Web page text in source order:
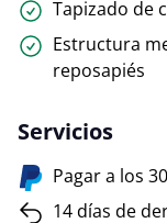
Tapizado de
Estructura
reposapiés
Servicios
Pagar a los
14 días de